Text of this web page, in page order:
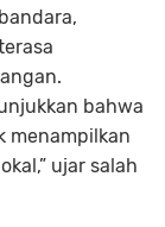
bahwa
menampilkan
ujar salah